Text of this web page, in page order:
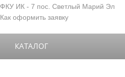
ФКУ ИК - 7 пос. Светлый Марий Эл
Как оформить заявку
КАТАЛОГ